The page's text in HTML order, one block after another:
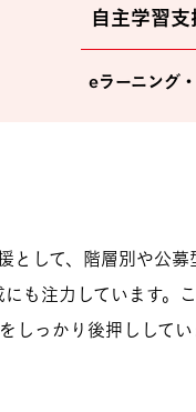
自主学習支
eラーニング
として、階層別や公
も注力しています。
しっかり後押ししてい